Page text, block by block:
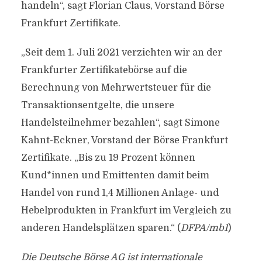
handeln“, sagt Florian Claus, Vorstand Börse
Frankfurt Zertifikate.
„Seit dem 1. Juli 2021 verzichten wir an der
Frankfurter Zertifikatebörse auf die
Berechnung von Mehrwertsteuer für die
Transaktionsentgelte, die unsere
Handelsteilnehmer bezahlen“, sagt Simone
Kahnt-Eckner, Vorstand der Börse Frankfurt
Zertifikate. „Bis zu 19 Prozent können
Kund*innen und Emittenten damit beim
Handel von rund 1,4 Millionen Anlage- und
Hebelprodukten in Frankfurt im Vergleich zu
anderen Handelsplätzen sparen.“ (DFPA/mb1)
Die Deutsche Börse AG ist internationale